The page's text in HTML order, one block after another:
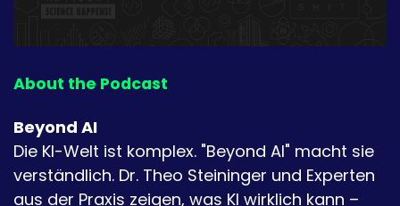
About the Podcast
Beyond AI
Die KI-Welt ist komplex. "Beyond AI" macht sie
verständlich. Dr. Theo Steininger und Experten
aus der Praxis zeigen, was KI wirklich kann –